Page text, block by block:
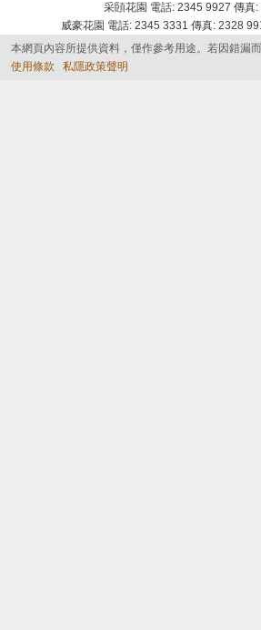
采頣花園 電話: 2345 9927 傳
威豪花園 電話: 2345 3331 傳真: 2328
本網頁內容所提供資料，僅作參考用途。若因錯漏
使用條款
私隱政策聲明